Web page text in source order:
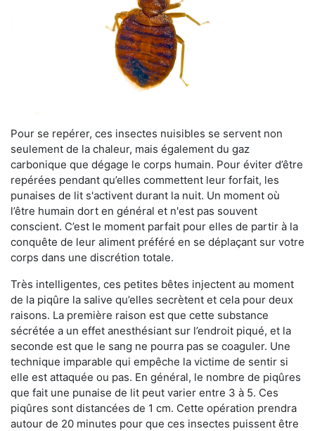
Pour se repérer, ces insectes nuisibles se servent non
seulement de la chaleur, mais également du gaz
carbonique que dégage le corps humain. Pour éviter d’être
repérées pendant qu’elles commettent leur forfait, les
punaises de lit s'activent durant la nuit. Un moment où
l’être humain dort en général et n'est pas souvent
conscient. C’est le moment parfait pour elles de partir à la
conquête de leur aliment préféré en se déplaçant sur votre
corps dans une discrétion totale.
Très intelligentes, ces petites bêtes injectent au moment
de la piqûre la salive qu’elles secrètent et cela pour deux
raisons. La première raison est que cette substance
sécrétée a un effet anesthésiant sur l’endroit piqué, et la
seconde est que le sang ne pourra pas se coaguler. Une
technique imparable qui empêche la victime de sentir si
elle est attaquée ou pas. En général, le nombre de piqûres
que fait une punaise de lit peut varier entre 3 à 5. Ces
piqûres sont distancées de 1 cm. Cette opération prendra
autour de 20 minutes pour que ces insectes puissent être